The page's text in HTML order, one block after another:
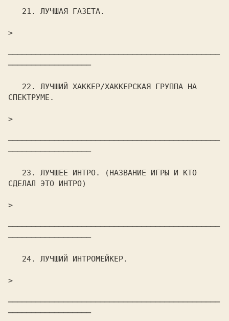
>
──────────────────────────────────────────────
──────────────────
СПЕКТРУМЕ.
>
──────────────────────────────────────────────
──────────────────
СДЕЛАЛ ЭТО ИНТРО)
>
──────────────────────────────────────────────
──────────────────
>
──────────────────────────────────────────────
──────────────────